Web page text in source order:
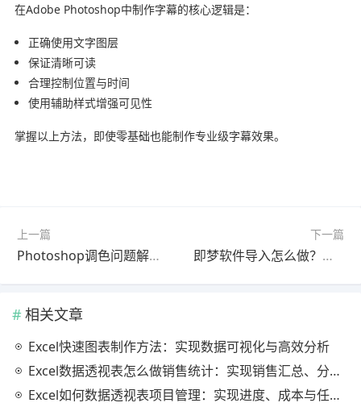
在Adobe Photoshop中制作字幕的核心逻辑是：
正确使用文字图层
保证清晰可读
合理控制位置与时间
使用辅助样式增强可见性
掌握以上方法，即使零基础也能制作专业级字幕效果。
上一篇
Photoshop调色问题解决教程最新更新版一看就会
下一篇
即梦软件导入怎么做？官方最新版快速上手教程（常见问题解决）
相关文章
Excel快速图表制作方法：实现数据可视化与高效分析
Excel数据透视表怎么做销售统计：实现销售汇总、分析与动态监控
Excel如何数据透视表项目管理：实现进度、成本与任务的高效分析